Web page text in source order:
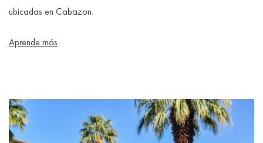
ubicadas en Cabazon.
Aprende más